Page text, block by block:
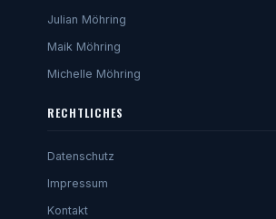
Julian Möhring
Maik Möhring
Michelle Möhring
RECHTLICHES
Datenschutz
Impressum
Kontakt